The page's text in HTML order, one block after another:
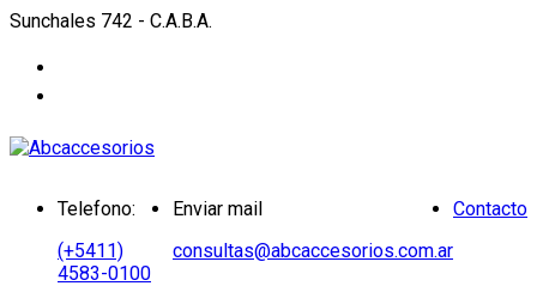
Sunchales 742 - C.A.B.A.
Telefono:
(+5411)
4583-0100
Enviar mail
consultas@abcaccesorios.com.ar
Contacto